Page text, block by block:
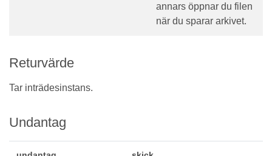
annars öppnar du filen
när du sparar arkivet.
Returvärde
Tar inträdesinstans.
Undantag